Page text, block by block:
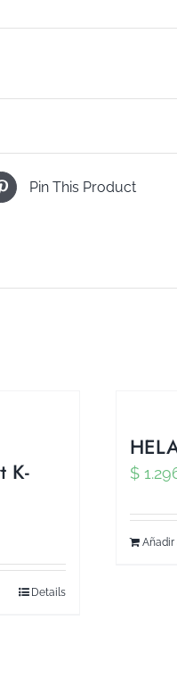
Pin This Product
K-
Details
$